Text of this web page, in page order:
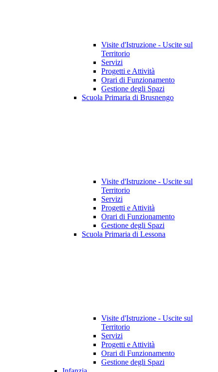
Visite d'Istruzione - Uscite sul
Territorio
Servizi
Progetti e Attività
Orari di Funzionamento
Gestione degli Spazi
Scuola Primaria di Brusnengo
Visite d'Istruzione - Uscite sul
Territorio
Servizi
Progetti e Attività
Orari di Funzionamento
Gestione degli Spazi
Scuola Primaria di Lessona
Visite d'Istruzione - Uscite sul
Territorio
Servizi
Progetti e Attività
Orari di Funzionamento
Gestione degli Spazi